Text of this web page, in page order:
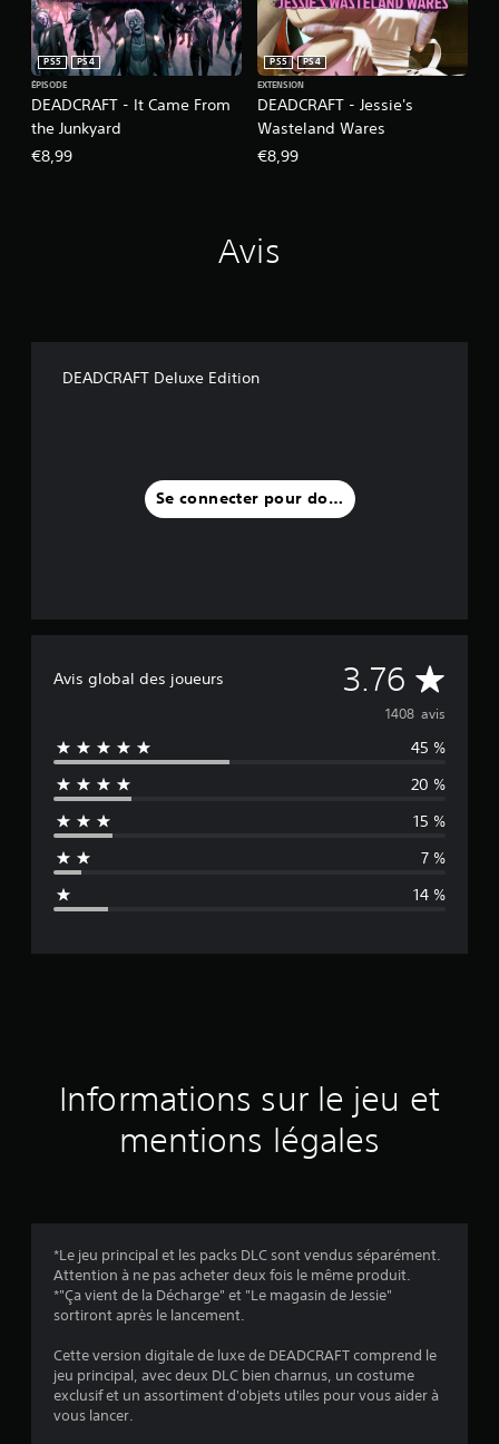
DEADCRAFT - It Came From
the Junkyard
PS5
PS4
ÉPISODE
€8,99
DEADCRAFT - Jessie's
Wasteland Wares
PS5
PS4
EXTENSION
€8,99
Avis
DEADCRAFT Deluxe Edition
Se connecter pour donner un avis
Avis global des joueurs 3.76 M
o
y
e
n
d
a
.
1408 avis
45 %
20 %
15 %
7 %
14 %
Informations sur le jeu et
mentions légales
*Le jeu principal et les packs DLC sont vendus séparément.
Attention à ne pas acheter deux fois le même produit.
*"Ça vient de la Décharge" et "Le magasin de Jessie"
sortiront après le lancement.
Cette version digitale de luxe de DEADCRAFT comprend le
jeu principal, avec deux DLC bien charnus, un costume
exclusif et un assortiment d'objets utiles pour vous aider à
vous lancer.